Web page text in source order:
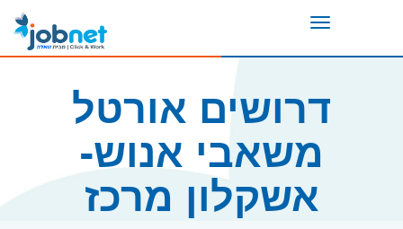
Toggle
דרושים אורטל
משאבי אנוש-
אשקלון מרכז